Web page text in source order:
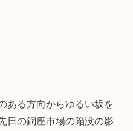
ある方向からゆるい坂を
日の銅座市場の陥没の影